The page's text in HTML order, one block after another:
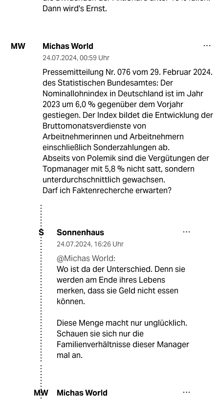
Dann wird's Ernst.
MW Michas World
24.07.2024, 00:59 Uhr
Pressemitteilung Nr. 076 vom 29. Februar 2024.
des Statistischen Bundesamtes: Der
Nominallohnindex in Deutschland ist im Jahr
2023 um 6,0 % gegenüber dem Vorjahr
gestiegen. Der Index bildet die Entwicklung der
Bruttomonatsverdienste von
Arbeitnehmerinnen und Arbeitnehmern
einschließlich Sonderzahlungen ab.
Abseits von Polemik sind die Vergütungen der
Topmanager mit 5,8 % nicht satt, sondern
unterdurchschnittlich gewachsen.
Darf ich Faktenrecherche erwarten?
S Sonnenhaus
24.07.2024, 16:26 Uhr
@Michas World:
Wo ist da der Unterschied. Denn sie
werden am Ende ihres Lebens
merken, dass sie Geld nicht essen
können.
Diese Menge macht nur unglücklich.
Schauen sie sich nur die
Familienverhältnisse dieser Manager
mal an.
MW Michas World